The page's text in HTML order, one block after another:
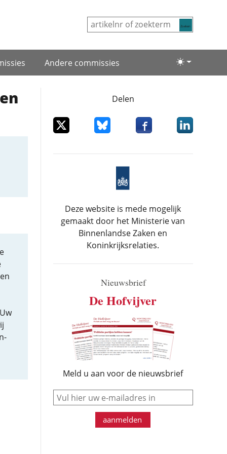
Lichte/
Andere commissies
Delen
Deel dit item op XDeel dit item op Bluesky
Deel dit item op
Deel dit
Deze website is mede mogelijk
gemaakt door het Ministerie van
Binnenlandse Zaken en
Koninkrijksrelaties.
Nieuwsbrief
De Hofvijver
Meld u aan voor de nieuwsbrief
e-mail
aanmelden